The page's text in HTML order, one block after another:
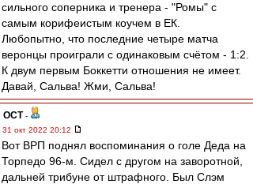
сильного соперника и тренера - "Ромы" с
самым корифеистым коучем в ЕК.
Любопытно, что последние четыре матча
веронцы проиграли с одинаковым счётом - 1:2.
К двум первым Боккетти отношения не имеет.
Давай, Сальва! Жми, Сальва!
ОСТ -
31 окт 2022 20:12
Вот ВРП поднял воспоминания о голе Деда на
Торпедо 96-м. Сидел с другом на заворотной,
дальней трибуне от штрафного. Был Слэм